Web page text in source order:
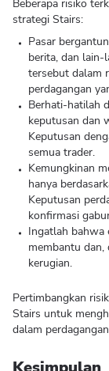
Beberapa risiko
strategi Stairs:
Pasar
berita, dan lain-
tersebut dalam
perdagangan
Berhati-hatilah
keputusan dan
Keputusan
semua trader.
Kemungkinan
hanya
Keputusan
konfirmasi
Ingatlah bahwa
membantu dan,
kerugian.
Pertimbangkan
Stairs untuk
dalam